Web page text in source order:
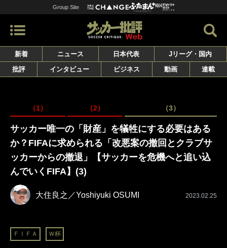
Group Site
新着 ニュース 日本代表
Jリーグ・国内
批評
インタビュー ビジネス 動画 連載
（1） （2） （3）
サッカー唯一の「財産」を犠牲にする必要はある
か？FIFAに求められる「改悪案の撤回とクラブサ
ッカーからの撤退」【サッカーを危機へと追い込
んでいくFIFA】(3)
大住良之／Yoshiyuki OSUMI 2023.02.25
ＦＩＦＡ Ｗ杯